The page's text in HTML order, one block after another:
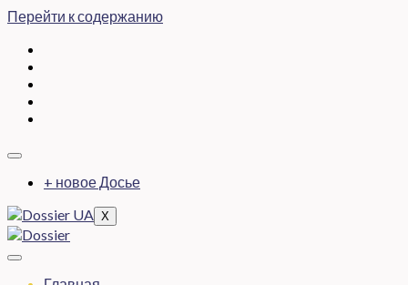
Перейти к содержанию
+ новое Досье
X